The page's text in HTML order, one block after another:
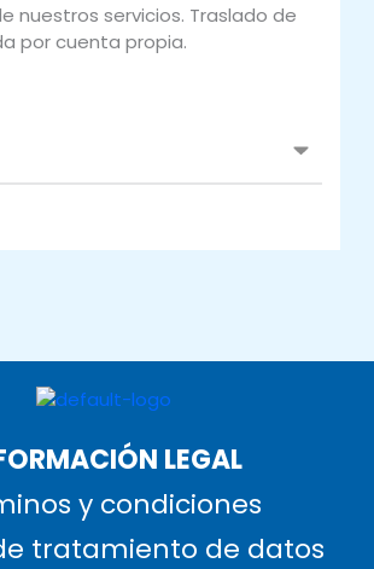
nuestros servicios. Traslado de
por cuenta propia.
LEGAL
y condiciones
tratamiento de datos